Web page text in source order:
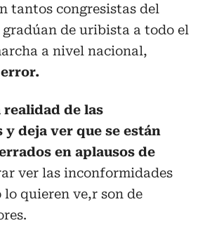
tantos congresistas del
gradúan de uribista a todo el
a nivel nacional,
realidad de las
deja ver que se están
en aplausos de
ver las inconformidades
lo quieren ve,r son de